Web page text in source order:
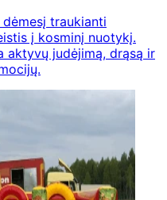
dėmesį traukianti
į kosminį nuotykį.
aktyvų judėjimą, drąsą ir